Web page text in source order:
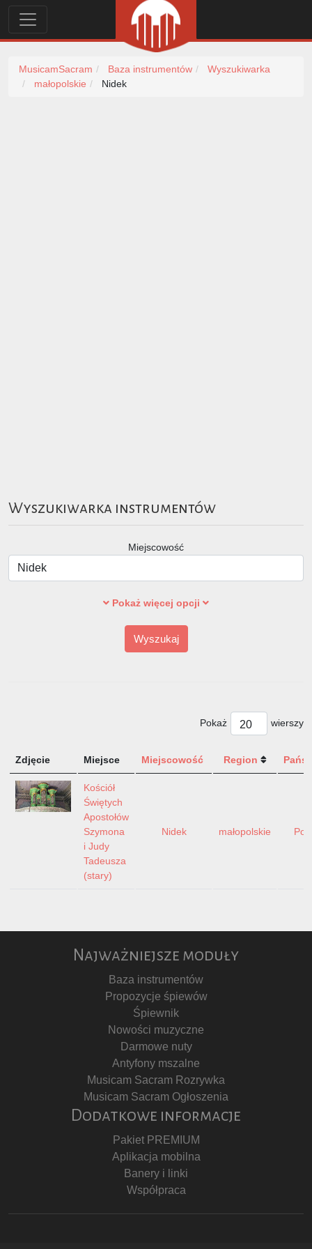
MusicamSacram Baza instrumentów
Wyszukiwarka
małopolskie
Nidek
Wyszukiwarka instrumentów
Miejscowość
Pokaż więcej opcji
Wyszukaj
Pokaż wierszy
Zdjęcie Miejsce Miejscowość Region
Kościół
Świętych
Apostołów
Szymona
i Judy
Tadeusza
(stary)
Nidek małopolskie
Najważniejsze moduły
Baza instrumentów
Propozycje śpiewów
Śpiewnik
Nowości muzyczne
Darmowe nuty
Antyfony mszalne
Musicam Sacram Rozrywka
Musicam Sacram Ogłoszenia
Dodatkowe informacje
Pakiet PREMIUM
Aplikacja mobilna
Banery i linki
Współpraca